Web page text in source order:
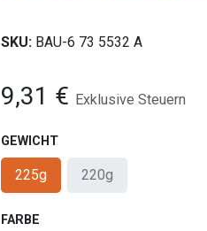
SKU: BAU-6 73 5532 A
9,31 € Exklusive Steuern
GEWICHT
225g 220g
FARBE